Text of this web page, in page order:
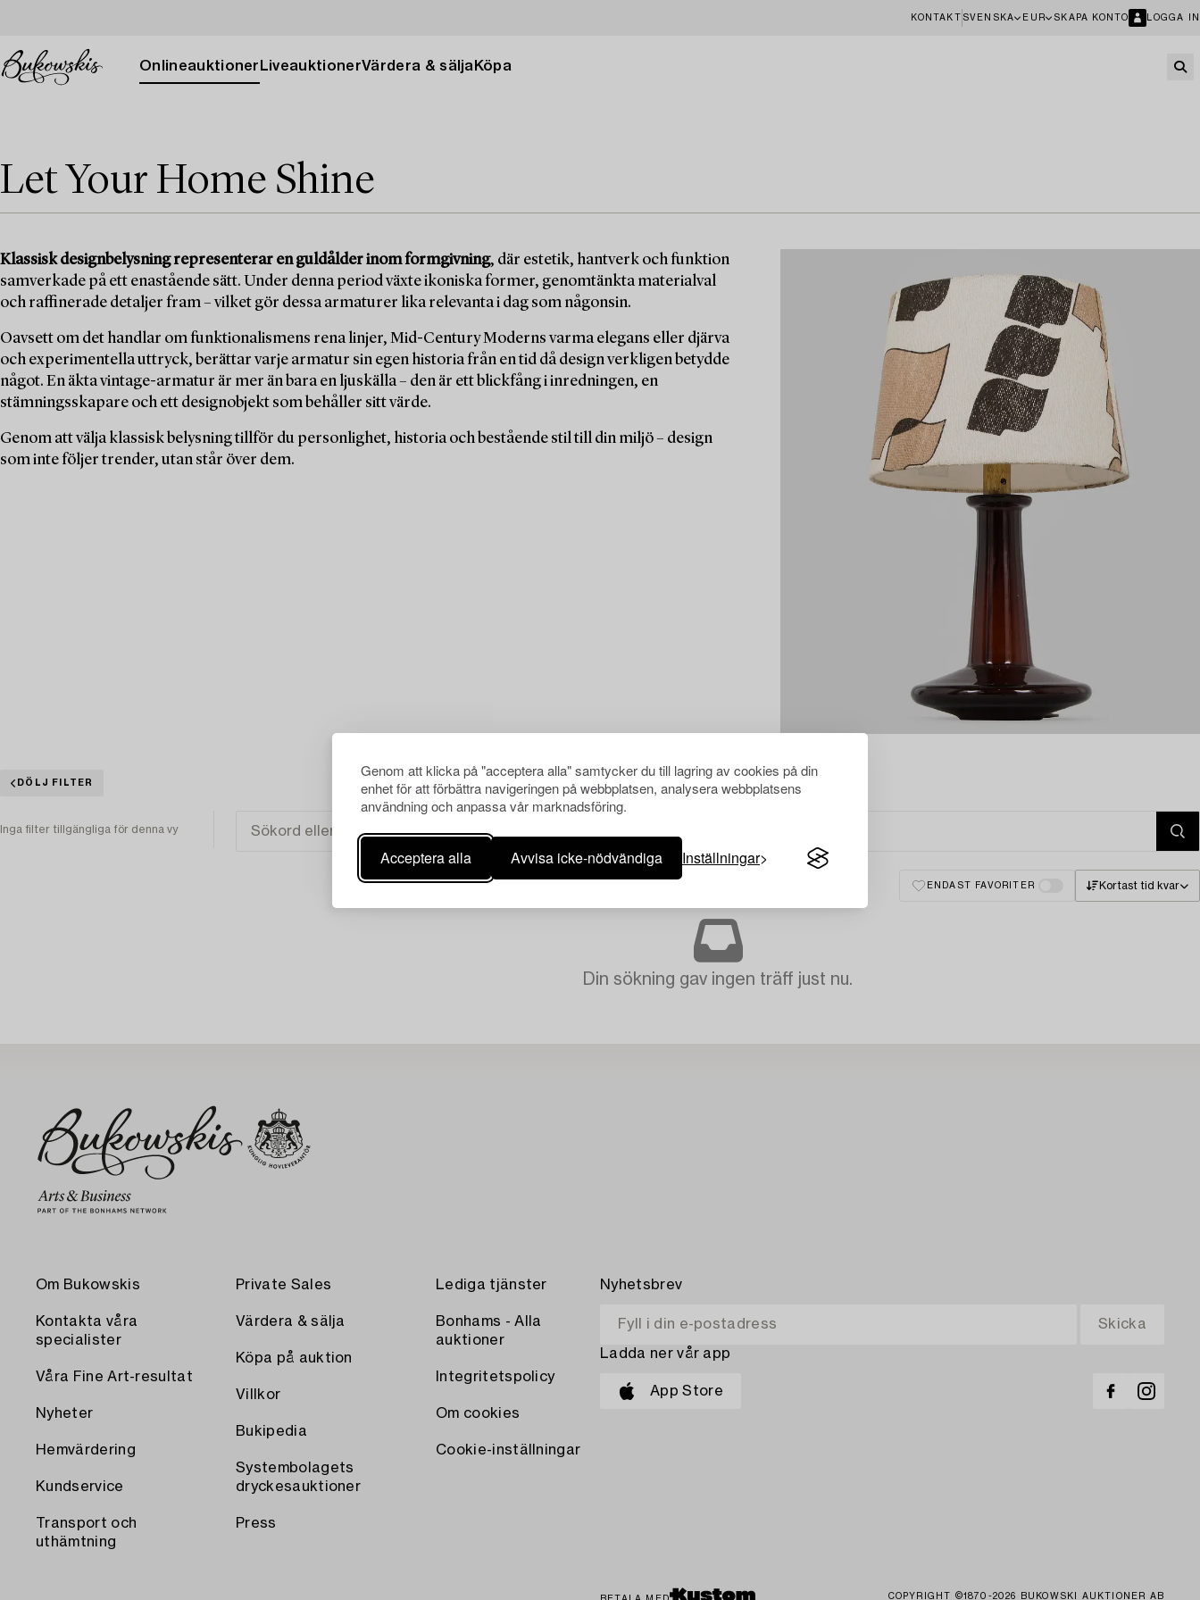
Genom att klicka på "acceptera alla" samtycker du till lagring av cookies på din
enhet för att förbättra navigeringen på webbplatsen, analysera webbplatsens
användning och anpassa vår marknadsföring.
Acceptera alla Avvisa icke-nödvändiga Inställningar
KONTAKT SVENSKA EUR SKAPA KONTO LOGGA IN
Onlineauktioner LiveauktionerVärdera & sälja Köpa
Let Your Home Shine
Klassisk designbelysning representerar en guldålder inom formgivning, där estetik, hantverk och funktion
samverkade på ett enastående sätt. Under denna period växte ikoniska former, genomtänkta materialval
och raffinerade detaljer fram – vilket gör dessa armaturer lika relevanta i dag som någonsin.
Oavsett om det handlar om funktionalismens rena linjer, Mid-Century Moderns varma elegans eller djärva
och experimentella uttryck, berättar varje armatur sin egen historia från en tid då design verkligen betydde
något. En äkta vintage-armatur är mer än bara en ljuskälla – den är ett blickfång i inredningen, en
stämningsskapare och ett designobjekt som behåller sitt värde.
Genom att välja klassisk belysning tillför du personlighet, historia och bestående stil till din miljö – design
som inte följer trender, utan står över dem.
DÖLJ FILTER
Inga filter tillgängliga för denna vy
ENDAST FAVORITER Kortast tid kvar
Din sökning gav ingen träff just nu.
Om Bukowskis
Kontakta våra
specialister
Våra Fine Art-resultat
Nyheter
Hemvärdering
Kundservice
Transport och
uthämtning
Private Sales
Värdera & sälja
Köpa på auktion
Villkor
Bukipedia
Systembolagets
dryckesauktioner
Press
Lediga tjänster
Bonhams - Alla
auktioner
Integritetspolicy
Om cookies
Cookie-inställningar
Nyhetsbrev
Ladda ner vår app
App Store
COPYRIGHT ©1870-2026 BUKOWSKI AUKTIONER AB